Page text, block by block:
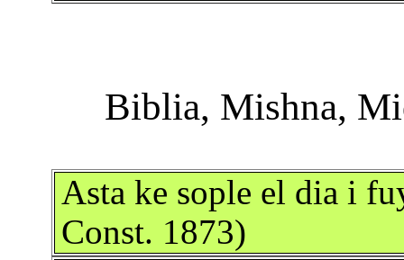
Asta ke sople el dia i
Const. 1873)